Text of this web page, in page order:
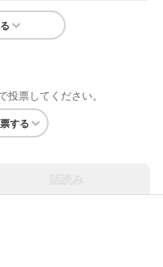
票してください。
する